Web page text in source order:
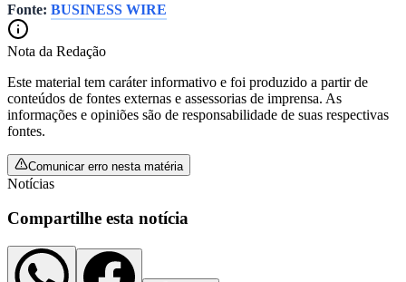
Fonte: BUSINESS WIRE
Nota da Redação
Este material tem caráter informativo e foi produzido a partir de
conteúdos de fontes externas e assessorias de imprensa. As
informações e opiniões são de responsabilidade de suas respectivas
fontes.
Comunicar erro nesta matéria
Notícias
Compartilhe esta notícia